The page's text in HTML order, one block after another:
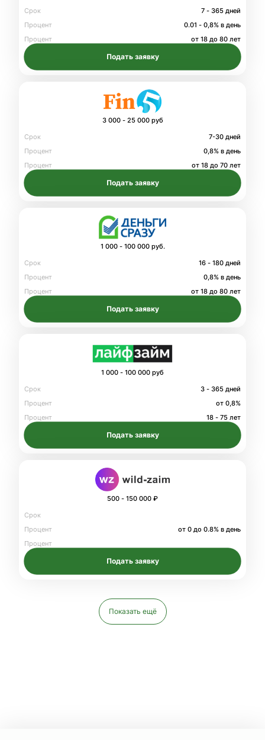
Срок
7 - 365 дней
Процент
0.01 - 0,8% в день
Процент
от 18 до 80 лет
Подать заявку
3 000 - 25 000 руб
Срок
7-30 дней
Процент
0,8% в день
Процент
от 18 до 70 лет
Подать заявку
1 000 - 100 000 руб.
Срок
16 - 180 дней
Процент
0,8% в день
Процент
от 18 до 80 лет
Подать заявку
1 000 - 100 000 руб
Срок
3 - 365 дней
Процент
от 0,8%
Процент
18 - 75 лет
Подать заявку
500 - 150 000 ₽
Срок
Процент
от 0 до 0.8% в день
Процент
Подать заявку
Показать ещё